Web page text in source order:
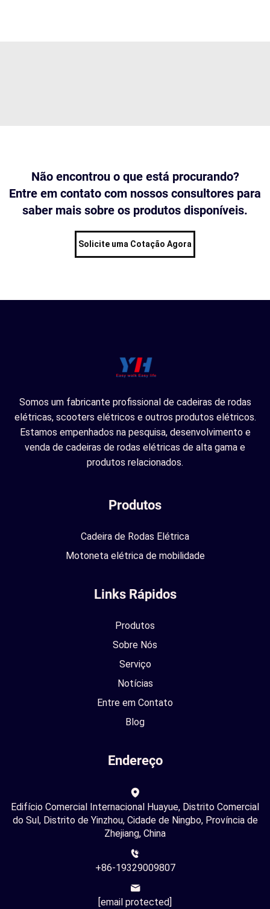
Não encontrou o que está procurando?
Entre em contato com nossos consultores para
saber mais sobre os produtos disponíveis.
Solicite uma Cotação Agora
Somos um fabricante profissional de cadeiras de rodas
elétricas, scooters elétricos e outros produtos elétricos.
Estamos empenhados na pesquisa, desenvolvimento e
venda de cadeiras de rodas elétricas de alta gama e
produtos relacionados.
Produtos
Cadeira de Rodas Elétrica
Motoneta elétrica de mobilidade
Links Rápidos
Produtos
Sobre Nós
Serviço
Notícias
Entre em Contato
Blog
Endereço
Edifício Comercial Internacional Huayue, Distrito Comercial
do Sul, Distrito de Yinzhou, Cidade de Ningbo, Província de
Zhejiang, China
+86-19329009807
[email protected]